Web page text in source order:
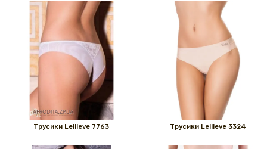
Трусики Leilieve 7763 Трусики Leilieve 3324